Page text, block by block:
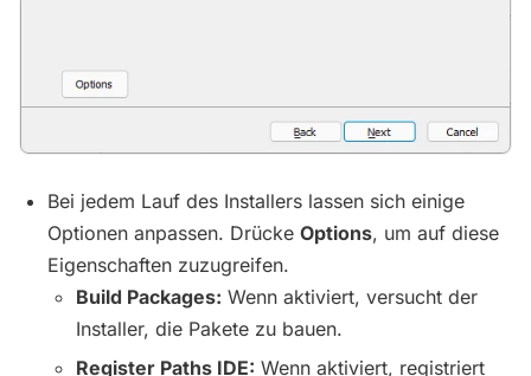
Bei jedem Lauf des Installers lassen sich einige
Optionen anpassen. Drücke Options, um auf diese
Eigenschaften zuzugreifen.
Build Packages: Wenn aktiviert, versucht der
Installer, die Pakete zu bauen.
Register Paths IDE: Wenn aktiviert, registriert